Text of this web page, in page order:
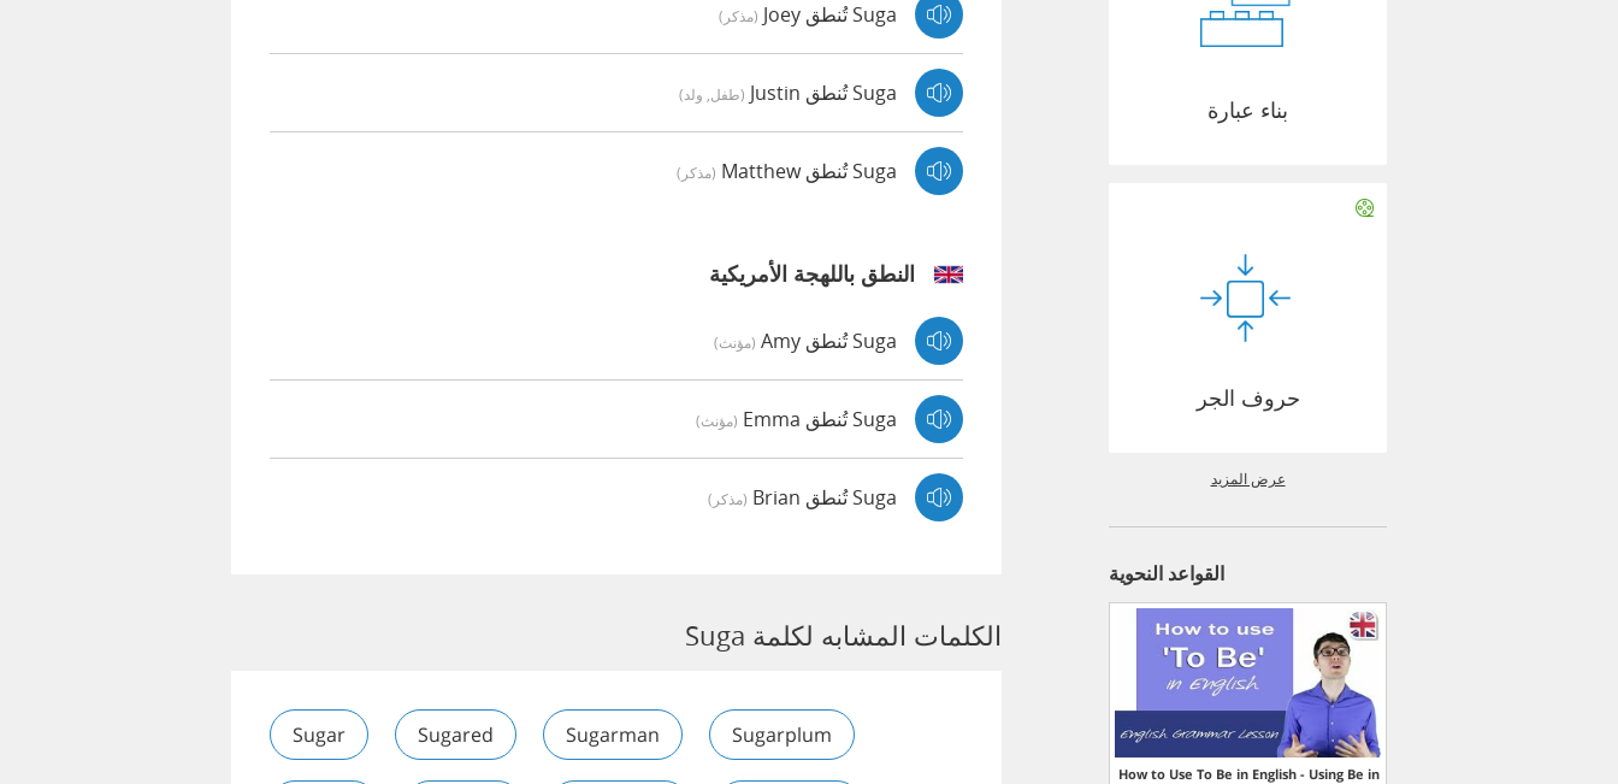
Suga تُنطق Joey (مذكر)
Suga تُنطق Justin (طفل, ولد)
Suga تُنطق Matthew (مذكر)
النطق باللهجة الأمريكية
Suga تُنطق Amy (مؤنث)
Suga تُنطق Emma (مؤنث)
Suga تُنطق Brian (مذكر)
الكلمات المشابه لكلمة Suga
Sugar Sugared Sugarman Sugarplum
بناء عبارة
حروف الجر
عرض المزيد
القواعد النحوية
How to Use To Be in English - Using Be in